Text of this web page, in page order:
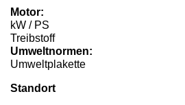
Motor:
kW / PS
Treibstoff
Umweltnormen:
Umweltplakette
Standort